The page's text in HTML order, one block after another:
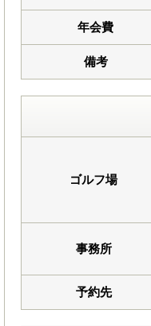
年会費
備考
ゴルフ場
事務所
予約先